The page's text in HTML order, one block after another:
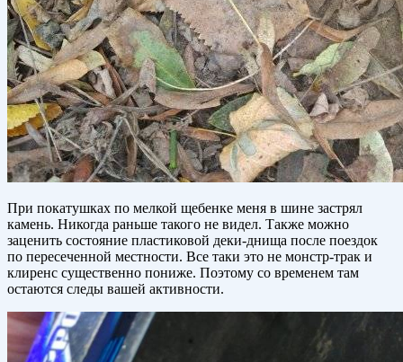
При покатушках по мелкой щебенке меня в шине застрял
камень. Никогда раньше такого не видел. Также можно
заценить состояние пластиковой деки-днища после поездок
по пересеченной местности. Все таки это не монстр-трак и
клиренс существенно пониже. Поэтому со временем там
остаются следы вашей активности.